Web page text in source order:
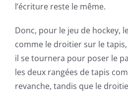
l’écriture reste le même.
Donc, pour le jeu de hockey,
comme le droitier sur le
il se tournera pour poser le
les deux rangées de tapis
revanche, tandis que le